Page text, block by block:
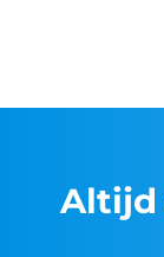
Altijd